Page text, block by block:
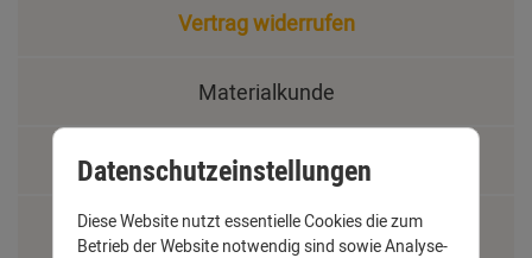
Vertrag widerrufen
Materialkunde
Fachbegriffe
Jobs
Datenschutzeinstellungen
Diese Website nutzt essentielle Cookies die zum
Betrieb der Website notwendig sind sowie Analyse-